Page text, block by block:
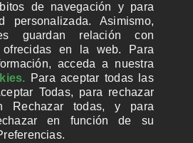
de navegación y para
personalizada. Asimismo,
guardan relación con
ofrecidas en la web. Para
acceda a nuestra
Para aceptar todas las
Todas, para rechazar
Rechazar todas, y para
en función de su